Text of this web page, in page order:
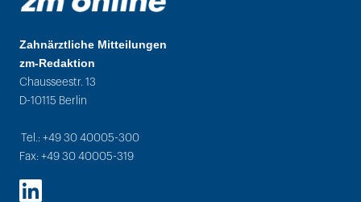
Zahnärztliche Mitteilungen
zm-Redaktion
Chausseestr. 13
D-10115 Berlin
Tel.: +49 30 40005-300
Fax: +49 30 40005-319